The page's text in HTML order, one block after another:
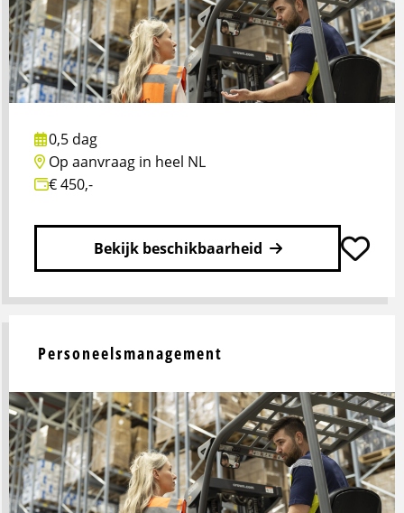
0,5 dag
Op aanvraag in heel NL
€ 450,-
Bekijk beschikbaarheid
team
aan
zet:
plannen
en
eigenaarschap
Personeelsmanagement